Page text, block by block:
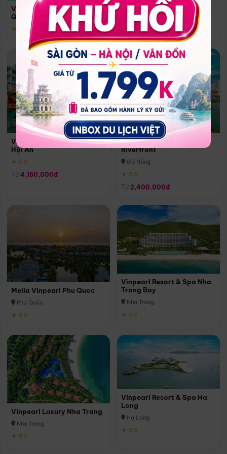
Vinpearl Resort & Spa Phu
Quoc
★ 5.0
Quoc
Phú Quốc
★ 5.0
Vinpearl Resort & Golf Nam
Hội An
★ 5.0
Từ 4,150,000đ
Melia Vinpearl Danang
Riverfront
Đà Nẵng
★ 5.0
Từ 2,400,000đ
Melia Vinpearl Phu Quoc
Phú Quốc
★ 5.0
Vinpearl Resort & Spa Nha
Trang Bay
Nha Trang
★ 5.0
Vinpearl Luxury Nha Trang
Nha Trang
★ 5.0
Vinpearl Resort & Spa Ha
Long
Hạ Long
★ 5.0